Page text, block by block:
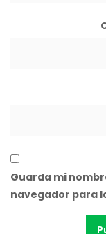
Guarda mi
navegador para